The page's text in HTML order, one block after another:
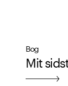
Bog
Mit